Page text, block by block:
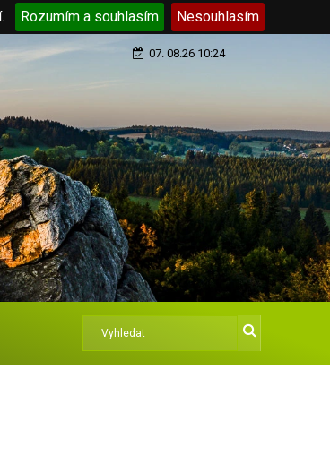
Rozumím a souhlasím Nesouhlasím
07. 08.26 10:24